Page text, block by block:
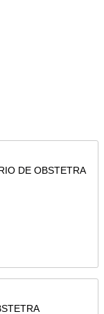
DE OBSTETRA